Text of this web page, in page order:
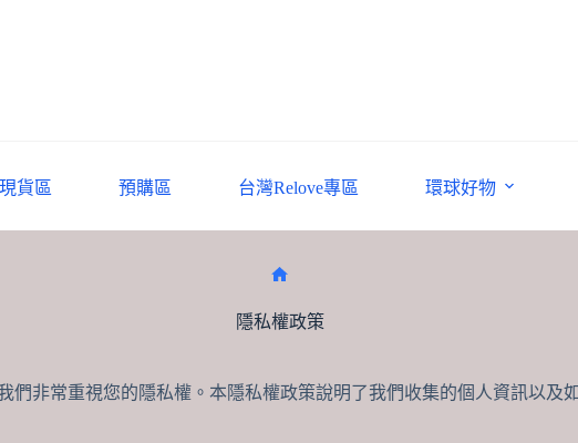
現貨區 預購區 台灣Relove專區 環球好物
隱私權政策
們非常重視您的隱私權。本隱私權政策說明了我們收集的個人資訊以及